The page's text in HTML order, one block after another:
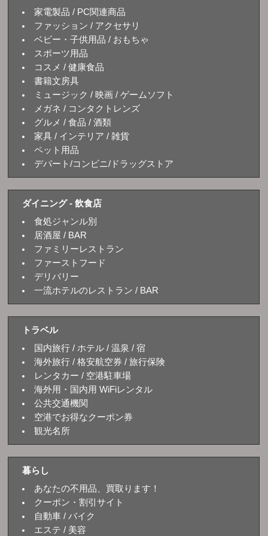
家電製品 / PC関連商品
ファッション / アクセサリ
ベビー・子供用品 / おもちゃ
スポーツ用品
コスメ / 健康食品
書籍文房具
ミュージック / 映画 / ゲームソフト
メガネ / コンタクトレンズ
グルメ / 食品 / 酒類
家具 / インテリア / 雑貨
ペット用品
デパート/コンビニ/ドラッグストア
ダイニング - 飲食店
食処ジャンル別
居酒屋 / BAR
ファミリーレストラン
ファーストフード
デリバリー
一流ホテルのレストラン / BAR
トラベル
国内旅行 / ホテル / 温泉 / 宿
海外旅行 / 格安航空券 / 旅行保険
レンタカー / 空港駐車場
海外用・国内用 WiFiレンタル
公共交通機関
空港でお得なクーポン券
観光名所
暮らし
あなたの不用品、買取ります！
クーポン・割引サイト
自動車 / バイク
エステ / 美容